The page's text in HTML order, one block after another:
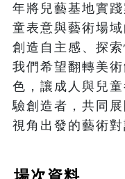
年將兒藝基地實
童表意與藝術場
創造自主感、探
我們希望翻轉美
色，讓成人與兒
驗創造者，共同
視角出發的藝術對